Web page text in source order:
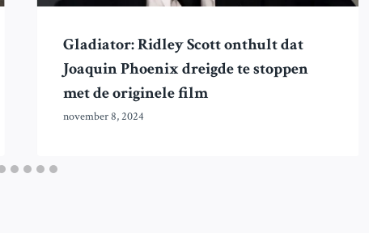
Gladiator: Ridley Scott onthult dat
Joaquin Phoenix dreigde te stoppen
met de originele film
november 8, 2024